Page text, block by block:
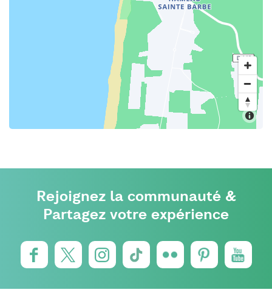
Rejoignez la communauté &
Partagez votre expérience